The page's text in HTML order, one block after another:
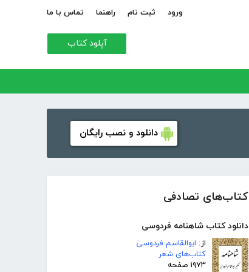
ورود ثبت نام راهنما تماس با ما
آپلود کتاب
دانلود و نصب رایگان
کتاب‌های تصادفی
دانلود کتاب شاهنامه فردوسی
از: ابوالقاسم فردوسی
کتاب‌های شعر
۱۹۷۳ صفحه